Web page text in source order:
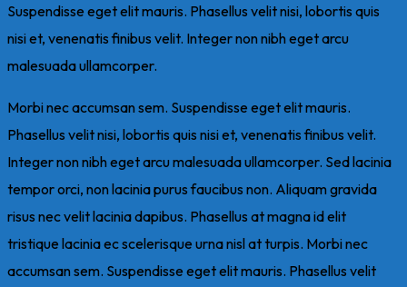
Suspendisse eget elit mauris. Phasellus velit nisi, lobortis quis
nisi et, venenatis finibus velit. Integer non nibh eget arcu
malesuada ullamcorper.
Morbi nec accumsan sem. Suspendisse eget elit mauris.
Phasellus velit nisi, lobortis quis nisi et, venenatis finibus velit.
Integer non nibh eget arcu malesuada ullamcorper. Sed lacinia
tempor orci, non lacinia purus faucibus non. Aliquam gravida
risus nec velit lacinia dapibus. Phasellus at magna id elit
tristique lacinia ec scelerisque urna nisl at turpis. Morbi nec
accumsan sem. Suspendisse eget elit mauris. Phasellus velit